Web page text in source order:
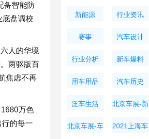
备智能防
底盘调校
人的华境
两驱版百
焦虑不再
万色
的每一
新能源 行业资讯
赛事 汽车设计
行业分析 新车爆料
用车用品 汽车历史
泛车生活 北京车展-新
车资讯
北京车展-车 2021上海车